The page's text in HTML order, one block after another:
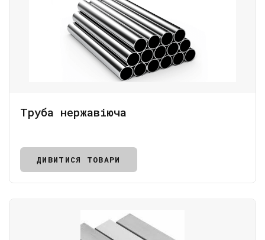
Труба нержавіюча
ДИВИТИСЯ ТОВАРИ